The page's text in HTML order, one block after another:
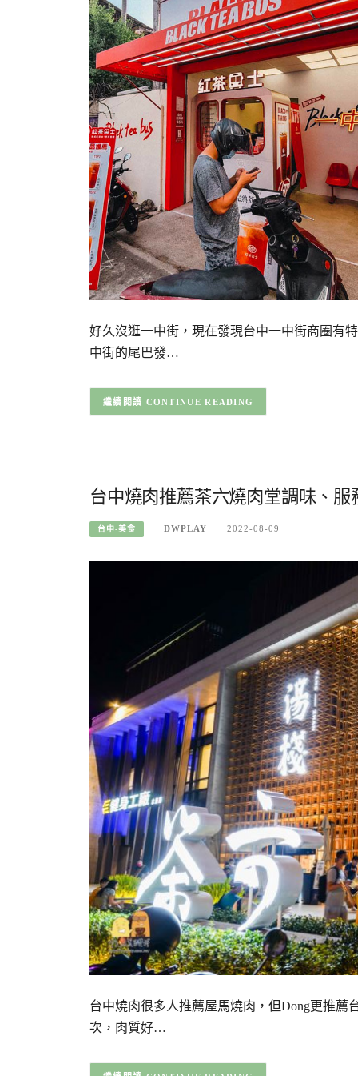
好久沒逛一中街，現在發現台中一中街商圈有
中街的尾巴發…
CONTINUE READING
台中燒肉推薦茶六燒肉堂調味、
台中-美食 DWPLAY 2022-08-09
台中燒肉很多人推薦屋馬燒肉，但Dong更推
次，肉質好…